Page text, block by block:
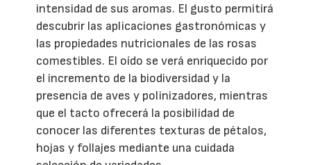
intensidad de sus aromas. El gusto permitirá
descubrir las aplicaciones gastronómicas y
las propiedades nutricionales de las rosas
comestibles. El oído se verá enriquecido por
el incremento de la biodiversidad y la
presencia de aves y polinizadores, mientras
que el tacto ofrecerá la posibilidad de
conocer las diferentes texturas de pétalos,
hojas y follajes mediante una cuidada